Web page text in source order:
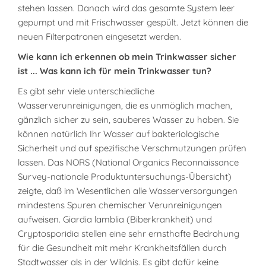
stehen lassen. Danach wird das gesamte System leer
gepumpt und mit Frischwasser gespült. Jetzt können die
neuen Filterpatronen eingesetzt werden.
Wie kann ich erkennen ob mein Trinkwasser sicher
ist ... Was kann ich für mein Trinkwasser tun?
Es gibt sehr viele unterschiedliche
Wasserverunreinigungen, die es unmöglich machen,
gänzlich sicher zu sein, sauberes Wasser zu haben. Sie
können natürlich Ihr Wasser auf bakteriologische
Sicherheit und auf spezifische Verschmutzungen prüfen
lassen. Das NORS (National Organics Reconnaissance
Survey-nationale Produktuntersuchungs-Übersicht)
zeigte, daß im Wesentlichen alle Wasserversorgungen
mindestens Spuren chemischer Verunreinigungen
aufweisen. Giardia lamblia (Biberkrankheit) und
Cryptosporidia stellen eine sehr ernsthafte Bedrohung
für die Gesundheit mit mehr Krankheitsfällen durch
Stadtwasser als in der Wildnis. Es gibt dafür keine